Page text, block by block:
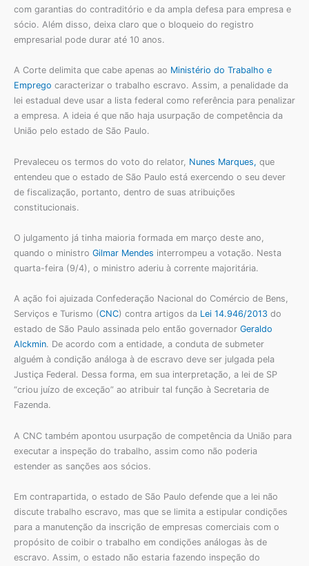
com garantias do contraditório e da ampla defesa para empresa e
sócio. Além disso, deixa claro que o bloqueio do registro
empresarial pode durar até 10 anos.
A Corte delimita que cabe apenas ao Ministério do Trabalho e
Emprego caracterizar o trabalho escravo. Assim, a penalidade da
lei estadual deve usar a lista federal como referência para penalizar
a empresa. A ideia é que não haja usurpação de competência da
União pelo estado de São Paulo.
Prevaleceu os termos do voto do relator, Nunes Marques, que
entendeu que o estado de São Paulo está exercendo o seu dever
de fiscalização, portanto, dentro de suas atribuições
constitucionais.
O julgamento já tinha maioria formada em março deste ano,
quando o ministro Gilmar Mendes interrompeu a votação. Nesta
quarta-feira (9/4), o ministro aderiu à corrente majoritária.
A ação foi ajuizada Confederação Nacional do Comércio de Bens,
Serviços e Turismo (CNC) contra artigos da Lei 14.946/2013 do
estado de São Paulo assinada pelo então governador Geraldo
Alckmin. De acordo com a entidade, a conduta de submeter
alguém à condição análoga à de escravo deve ser julgada pela
Justiça Federal. Dessa forma, em sua interpretação, a lei de SP
“criou juízo de exceção” ao atribuir tal função à Secretaria de
Fazenda.
A CNC também apontou usurpação de competência da União para
executar a inspeção do trabalho, assim como não poderia
estender as sanções aos sócios.
Em contrapartida, o estado de São Paulo defende que a lei não
discute trabalho escravo, mas que se limita a estipular condições
para a manutenção da inscrição de empresas comerciais com o
propósito de coibir o trabalho em condições análogas às de
escravo. Assim, o estado não estaria fazendo inspeção do